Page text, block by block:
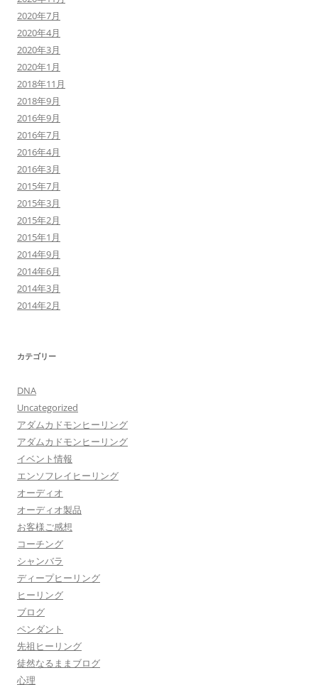
2020年7月
2020年4月
2020年3月
2020年1月
2018年11月
2018年9月
2016年9月
2016年7月
2016年4月
2016年3月
2015年7月
2015年3月
2015年2月
2015年1月
2014年9月
2014年6月
2014年3月
2014年2月
カテゴリー
DNA
Uncategorized
アダムカドモンヒーリング
アダムカドモンヒーリング
イベント情報
エンソフレイヒーリング
オーディオ
オーディオ製品
お客様ご感想
コーチング
シャンバラ
ディープヒーリング
ヒーリング
ブログ
ペンダント
先祖ヒーリング
徒然なるままブログ
心理